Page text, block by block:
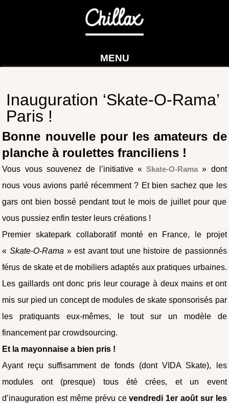
MENU
Inauguration ‘Skate-O-Rama’
Paris !
Bonne nouvelle pour les amateurs de
planche à roulettes franciliens !
Vous vous souvenez de l’initiative «Skate-O-Rama » dont
nous vous avions parlé récemment ? Et bien sachez que les
gars ont bien bossé pendant tout le mois de juillet pour que
vous pussiez enfin tester leurs créations !
Premier skatepark collaboratif monté en France, le projet
«Skate-O-Rama » est avant tout une histoire de passionnés
férus de skate et de mobiliers adaptés aux pratiques urbaines.
Les gaillards ont donc pris leur courage à deux mains et ont
mis sur pied un concept de modules de skate sponsorisés par
les pratiquants eux-mêmes, le tout sur un modèle de
financement par crowdsourcing.
Et la mayonnaise a bien pris !
Ayant reçu suffisamment de fonds (dont VIDA Skate), les
modules ont (presque) tous été crées, et un event
d’inauguration est même prévu cevendredi 1er août sur les